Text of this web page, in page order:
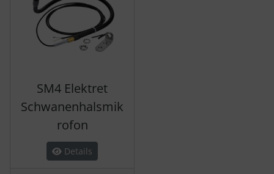
SM4 Elektret
Schwanenhalsmik
rofon
Details